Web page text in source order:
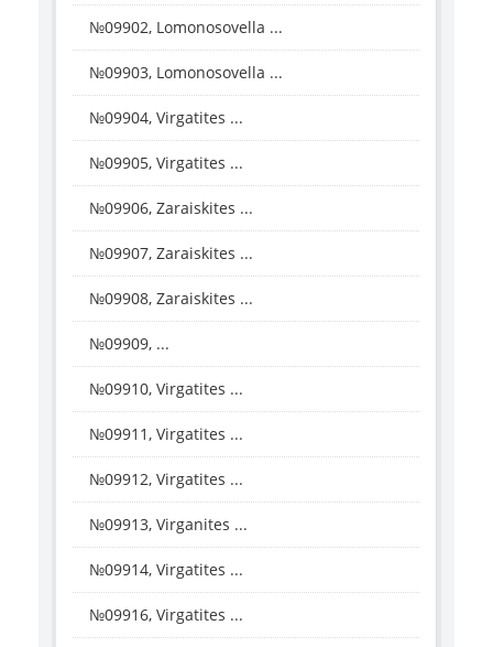
№09902, Lomonosovella ...
№09903, Lomonosovella ...
№09904, Virgatites ...
№09905, Virgatites ...
№09906, Zaraiskites ...
№09907, Zaraiskites ...
№09908, Zaraiskites ...
№09909, ...
№09910, Virgatites ...
№09911, Virgatites ...
№09912, Virgatites ...
№09913, Virganites ...
№09914, Virgatites ...
№09916, Virgatites ...